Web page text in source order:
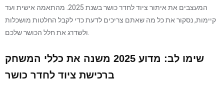
המעצבים את איתור ציוד לחדר כושר בשנת 2025. מהתאמה אישית ועד
קיימות, נסקור את כל מה שאתם צריכים לדעת כדי לקבל החלטות מושכלות
שימו לב: מדוע 2025 משנה את כללי המשחק
ברכישת ציוד לחדר כושר